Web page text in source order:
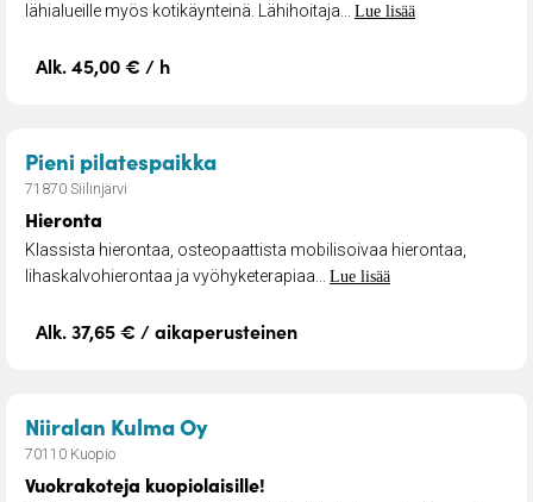
lähialueille myös kotikäynteinä. Lähihoitaja... Lue lisää
Alk. 45,00 € / h
Pieni pilatespaikka– Hieronta
71870 Siilinjärvi
Hieronta
Klassista hierontaa, osteopaattista mobilisoivaa hierontaa,
lihaskalvohierontaa ja vyöhyketerapiaa... Lue lisää
Alk. 37,65 € / aikaperusteinen
Niiralan Kulma Oy– Vuokrakoteja kuopiolaisille!
70110 Kuopio
Vuokrakoteja kuopiolaisille!